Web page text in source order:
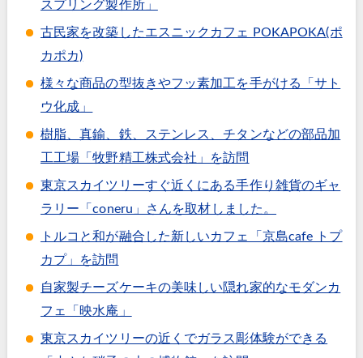
スプリング製作所」
古民家を改築したエスニックカフェ POKAPOKA(ポ
カポカ)
様々な商品の型抜きやフッ素加工を手がける「サト
ウ化成」
樹脂、真鍮、鉄、ステンレス、チタンなどの部品加
工工場「牧野精工株式会社」を訪問
東京スカイツリーすぐ近くにある手作り雑貨のギャ
ラリー「coneru」さんを取材しました。
トルコと和が融合した新しいカフェ「京島cafe トプ
カプ」を訪問
自家製チーズケーキの美味しい隠れ家的なモダンカ
フェ「映水庵」
東京スカイツリーの近くでガラス彫体験ができる